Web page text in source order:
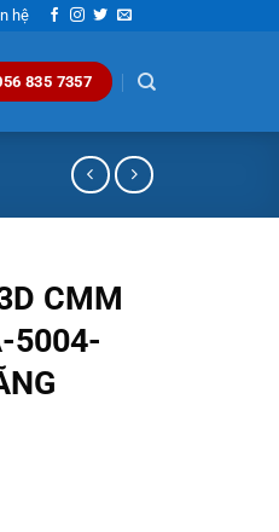
hệ
835 7357
CMM
5004-